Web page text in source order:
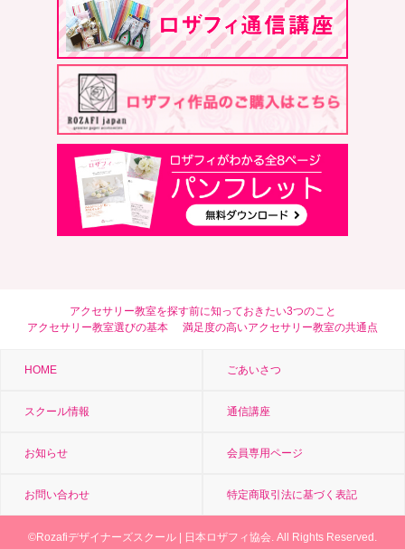
アクセサリー教室を探す前に知っておきたい3つのこと
アクセサリー教室選びの基本
満足度の高いアクセサリー教室の共通点
HOME ごあいさつ
スクール情報 通信講座
お知らせ 会員専用ページ
お問い合わせ 特定商取引法に基づく表記
©Rozafiデザイナーズスクール | 日本ロザフィ協会. All Rights Reserved.